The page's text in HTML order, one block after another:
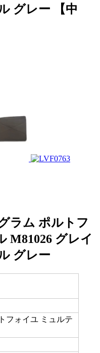
グレー 【中
ラム ポルトフ
M81026 グレイ
グレー
フォイユ ミュルテ